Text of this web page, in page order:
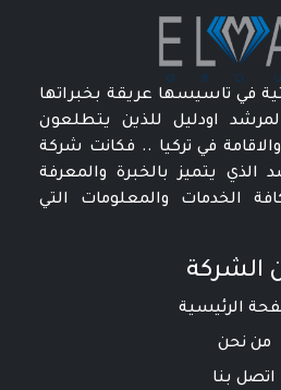
في تاسيسها عريقة بخبراتها
اودليل للذين يتطلعون
في تركيا .. فكانت شركة
يتميز بالخبرة والمعرفة
الخدمات والمعلومات التي
الشركة
الرئيسية
من نحن
اتصل بنا